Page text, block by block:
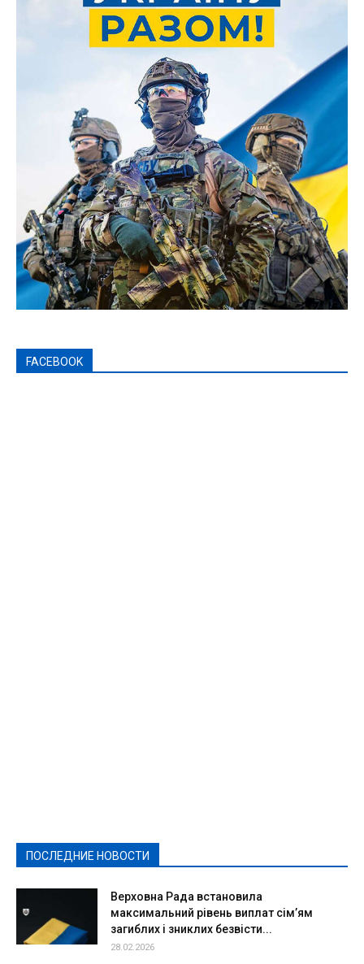
FACEBOOK
ПОСЛЕДНИЕ НОВОСТИ
Верховна Рада встановила
максимальний рівень виплат сім’ям
загиблих і зниклих безвісти...
28.02.2026